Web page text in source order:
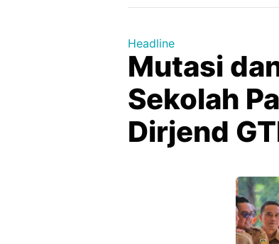
Headline
Mutasi
Sekolah
Dirjend